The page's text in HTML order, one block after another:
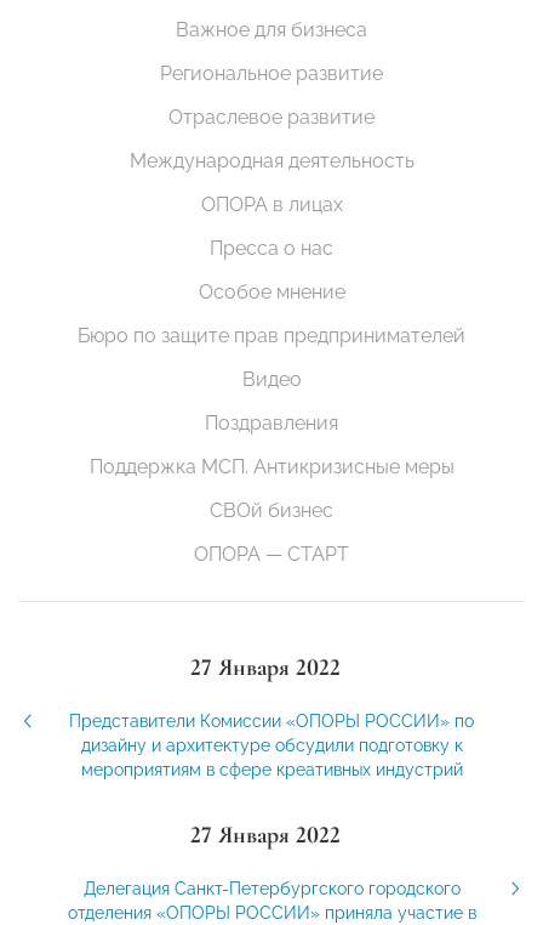
Важное для бизнеса
Региональное развитие
Отраслевое развитие
Международная деятельность
ОПОРА в лицах
Пресса о нас
Особое мнение
Бюро по защите прав предпринимателей
Видео
Поздравления
Поддержка МСП. Антикризисные меры
СВОй бизнес
ОПОРА — СТАРТ
27 Января 2022
Представители Комиссии «ОПОРЫ РОССИИ» по
дизайну и архитектуре обсудили подготовку к
мероприятиям в сфере креативных индустрий
27 Января 2022
Делегация Санкт-Петербургского городского
отделения «ОПОРЫ РОССИИ» приняла участие в